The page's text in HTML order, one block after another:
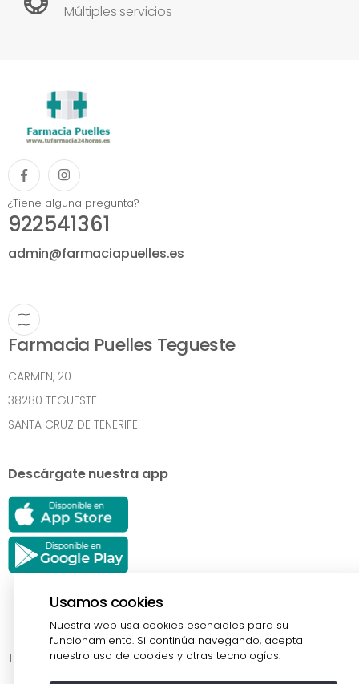
Múltiples servicios
¿Tiene alguna pregunta?
922541361
admin@farmaciapuelles.es
Farmacia Puelles Tegueste
CARMEN, 20
38280 TEGUESTE
SANTA CRUZ DE TENERIFE
Descárgate nuestra app
Términos y Condiciones Política de Privacidad
Usamos cookies
Nuestra web usa cookies esenciales para su
funcionamiento. Si continúa navegando, acepta
nuestro uso de cookies y otras tecnologías.